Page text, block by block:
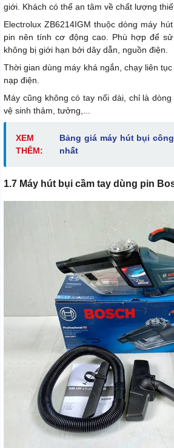
giới. Khách có thể an tâm về chất lượng
Electrolux ZB6214IGM thuộc dòng máy
pin nên tính cơ động cao. Phù hợp để
không bị giới hạn bởi dây dẫn, nguồn điện.
Thời gian dùng máy khá ngắn, chạy liên
nạp điện.
Máy cũng không có tay nối dài, chỉ là
vệ sinh thảm, tưởng,...
XEM
THÊM:
Bảng giá máy hút bụi
nhất
1.7 Máy hút bụi cầm tay dùng pin